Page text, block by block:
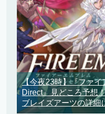
【今夜23時】『ファ
Direct』見どころ予想
ブレイズアーツの詳細